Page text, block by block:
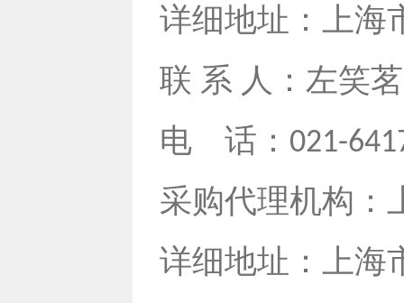
详细地址：上海
联 系 人：左笑
电
话： 021-
采购代理机构：
详细地址：上海